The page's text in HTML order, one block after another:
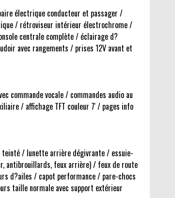
électrique conducteur et passager /
/ rétroviseur intérieur électrochrome /
centrale complète / éclairage d?
avec rangements / prises 12V avant et
commande vocale / commandes audio au
/ affichage TFT couleur 7' / pages info
/ lunette arrière dégivrante / essuie-
antibrouillards, feux arrière) / feux de route
d?ailes / capot performance / pare-chocs
taille normale avec support extérieur